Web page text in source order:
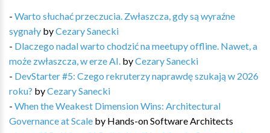
- Warto słuchać przeczucia. Zwłaszcza, gdy są wyraźne
sygnały byCezary Sanecki
- Dlaczego nadal warto chodzić na meetupy offline. Nawet, a
może zwłaszcza, w erze AI. byCezary Sanecki
- DevStarter #5: Czego rekruterzy naprawdę szukają w 2026
roku? byCezary Sanecki
- When the Weakest Dimension Wins: Architectural
Governance at Scale by Hands-on Software Architects